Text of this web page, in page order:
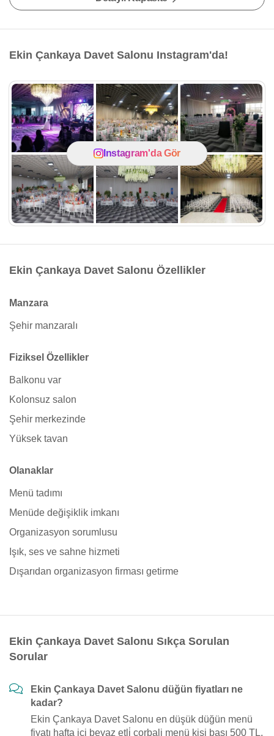
Ekin Çankaya Davet Salonu Instagram'da!
Instagram'da Gör
Ekin Çankaya Davet Salonu Özellikler
Manzara
Şehir manzaralı
Fiziksel Özellikler
Balkonu var
Kolonsuz salon
Şehir merkezinde
Yüksek tavan
Olanaklar
Menü tadımı
Menüde değişiklik imkanı
Organizasyon sorumlusu
Işık, ses ve sahne hizmeti
Dışarıdan organizasyon firması getirme
Ekin Çankaya Davet Salonu Sıkça Sorulan
Sorular
Ekin Çankaya Davet Salonu düğün fiyatları ne
kadar?
Ekin Çankaya Davet Salonu en düşük düğün menü
fiyatı hafta içi beyaz etli̇ çorbali menü kişi başı 500 TL,